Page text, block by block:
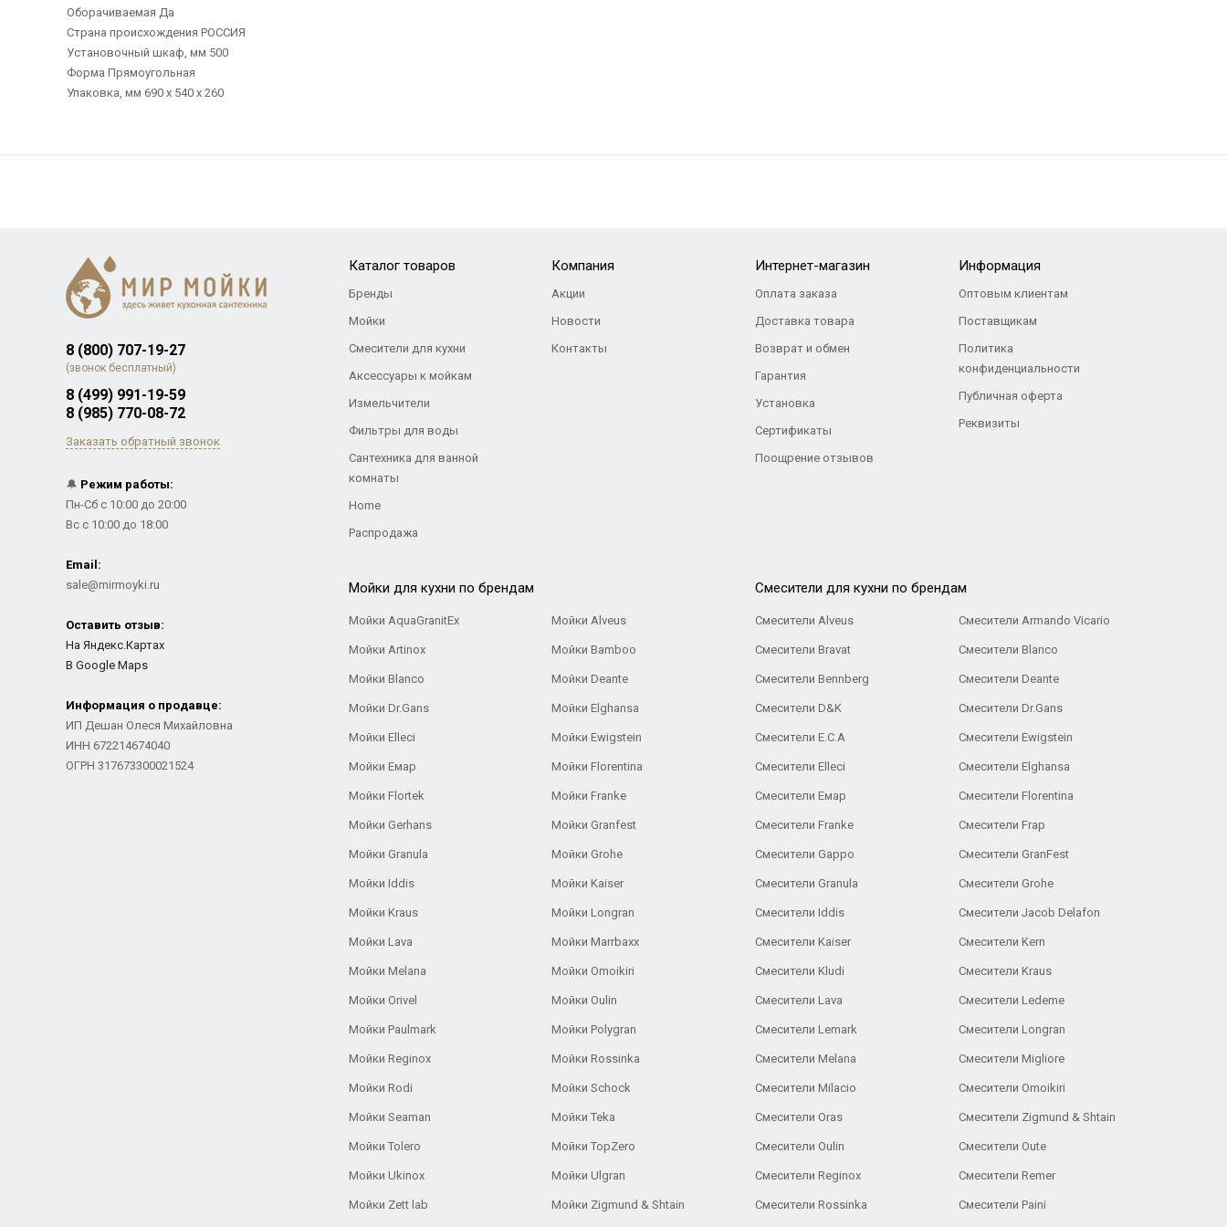
Оборачиваемая Да
Страна происхождения РОССИЯ
Установочный шкаф, мм 500
Форма Прямоугольная
Упаковка, мм 690 x 540 x 260
8 (800) 707-19-27
(звонок бесплатный)
8 (499) 991-19-59
8 (985) 770-08-72
Заказать обратный звонок
🔔 Режим работы:
Пн-Сб с 10:00 до 20:00
Вс с 10:00 до 18:00
Email:
sale@mirmoyki.ru
Оставить отзыв:
На Яндекс.Картах
В Google Maps
Информация о продавце:
ИП Дешан Олеся Михайловна
ИНН 672214674040
ОГРН 317673300021524
Каталог товаров
Бренды
Мойки
Смесители для кухни
Аксессуары к мойкам
Измельчители
Фильтры для воды
Сантехника для ванной
комнаты
Home
Распродажа
Компания
Акции
Новости
Контакты
Интернет-магазин
Оплата заказа
Доставка товара
Возврат и обмен
Гарантия
Установка
Сертификаты
Поощрение отзывов
Информация
Оптовым клиентам
Поставщикам
Политика
конфиденциальности
Публичная оферта
Реквизиты
Мойки для кухни по брендам
Мойки AquaGranitEx Мойки Alveus
Мойки Artinox Мойки Bamboo
Мойки Blanco Мойки Deante
Мойки Dr.Gans Мойки Elghansa
Мойки Elleci Мойки Ewigstein
Мойки Емар Мойки Florentina
Мойки Flortek Мойки Franke
Мойки Gerhans Мойки Granfest
Мойки Granula Мойки Grohe
Мойки Iddis Мойки Kaiser
Мойки Kraus Мойки Longran
Мойки Lava Мойки Marrbaxx
Мойки Melana Мойки Omoikiri
Мойки Orivel Мойки Oulin
Мойки Paulmark Мойки Polygran
Мойки Reginox Мойки Rossinka
Мойки Rodi Мойки Schock
Мойки Seaman Мойки Teka
Мойки Tolero Мойки TopZero
Мойки Ukinox Мойки Ulgran
Мойки Zett lab Мойки Zigmund & Shtain
Cмесители для кухни по брендам
Смесители Alveus Смесители Armando Vicario
Смесители Bravat Смесители Blanco
Смесители Bennberg Смесители Deante
Смесители D&K Смесители Dr.Gans
Смесители E.C.A Cмесители Ewigstein
Смесители Elleci Смесители Elghansa
Смесители Емар Смесители Florentina
Смесители Franke Смесители Frap
Смесители Gappo Смесители GranFest
Смесители Granula Смесители Grohe
Смесители Iddis Смесители Jacob Delafon
Смесители Kaiser Смесители Kern
Смесители Kludi Смесители Kraus
Смесители Lava Смесители Ledeme
Смесители Lemark Смесители Longran
Смесители Melana Смесители Migliore
Смесители Milacio Смесители Omoikiri
Смесители Oras Смесители Zigmund & Shtain
Смесители Oulin Смесители Oute
Смесители Reginox Смесители Remer
Смесители Rossinka Смесители Paini